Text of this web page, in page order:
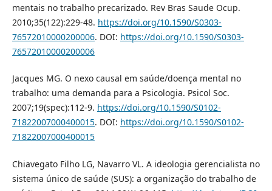
mentais no trabalho precarizado. Rev Bras Saude Ocup.
2010;35(122):229-48. https://doi.org/10.1590/S0303-
76572010000200006. DOI: https://doi.org/10.1590/S0303-
76572010000200006
Jacques MG. O nexo causal em saúde/doença mental no
trabalho: uma demanda para a Psicologia. Psicol Soc.
2007;19(spec):112-9. https://doi.org/10.1590/S0102-
71822007000400015. DOI: https://doi.org/10.1590/S0102-
71822007000400015
Chiavegato Filho LG, Navarro VL. A ideologia gerencialista no
sistema único de saúde (SUS): a organização do trabalho de